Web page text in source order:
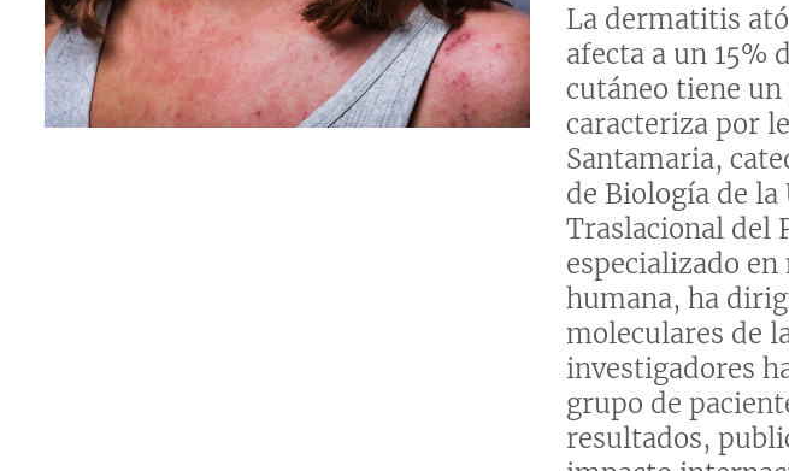
La dermatitis
afecta a un 15%
cutáneo tiene
caracteriza por
Santamaria,
de Biología de
Traslacional del
especializado
humana, ha
moleculares de
investigadores
grupo de
resultados,